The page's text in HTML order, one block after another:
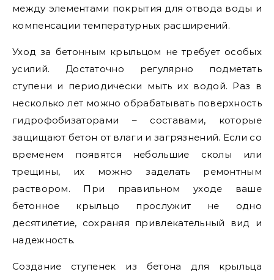
между элементами покрытия для отвода воды и
компенсации температурных расширений.
Уход за бетонным крыльцом не требует особых
усилий. Достаточно регулярно подметать
ступени и периодически мыть их водой. Раз в
несколько лет можно обрабатывать поверхность
гидрофобизаторами – составами, которые
защищают бетон от влаги и загрязнений. Если со
временем появятся небольшие сколы или
трещины, их можно заделать ремонтным
раствором. При правильном уходе ваше
бетонное крыльцо прослужит не одно
десятилетие, сохраняя привлекательный вид и
надежность.
Создание ступенек из бетона для крыльца